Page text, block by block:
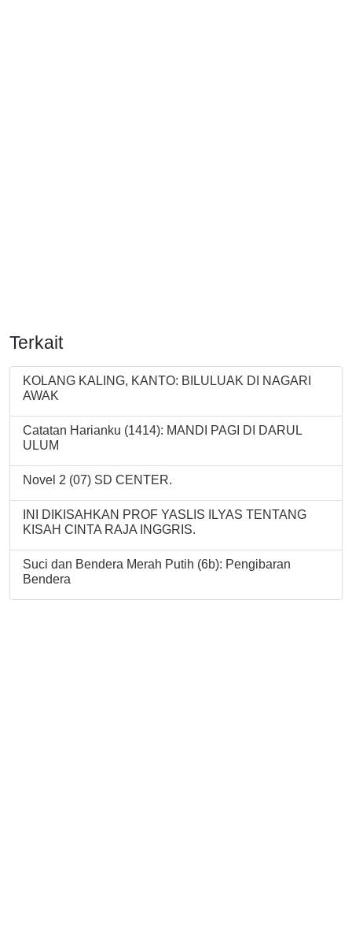
Terkait
KOLANG KALING, KANTO: BILULUAK DI NAGARI
AWAK
Catatan Harianku (1414): MANDI PAGI DI DARUL
ULUM
Novel 2 (07) SD CENTER.
INI DIKISAHKAN PROF YASLIS ILYAS TENTANG
KISAH CINTA RAJA INGGRIS.
Suci dan Bendera Merah Putih (6b): Pengibaran
Bendera